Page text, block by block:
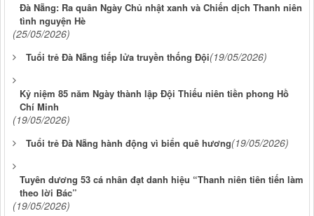
Đà Nẵng: Ra quân Ngày Chủ nhật xanh và Chiến dịch Thanh niên
tình nguyện Hè
(25/05/2026)
Tuổi trẻ Đà Nẵng tiếp lửa truyền thống Đội(19/05/2026)
Kỷ niệm 85 năm Ngày thành lập Đội Thiếu niên tiền phong Hồ
Chí Minh
(19/05/2026)
Tuổi trẻ Đà Nẵng hành động vì biển quê hương(19/05/2026)
Tuyên dương 53 cá nhân đạt danh hiệu “Thanh niên tiên tiến làm
theo lời Bác”
(19/05/2026)